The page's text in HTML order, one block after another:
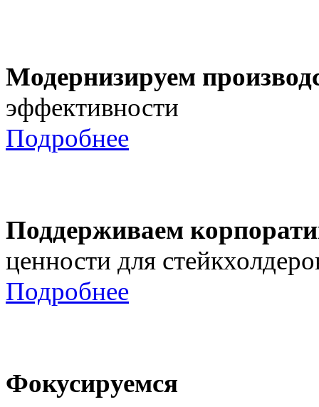
Модернизируем
эффективности
Подробнее
Поддерживаем
ценности для
Подробнее
Фокусируемся